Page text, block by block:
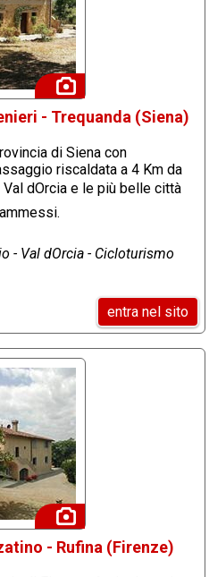
- Trequanda (Siena)
di Siena con
riscaldata a 4 Km da
dOrcia e le più belle città
- Val dOrcia - Cicloturismo
entra nel sito
- Rufina (Firenze)